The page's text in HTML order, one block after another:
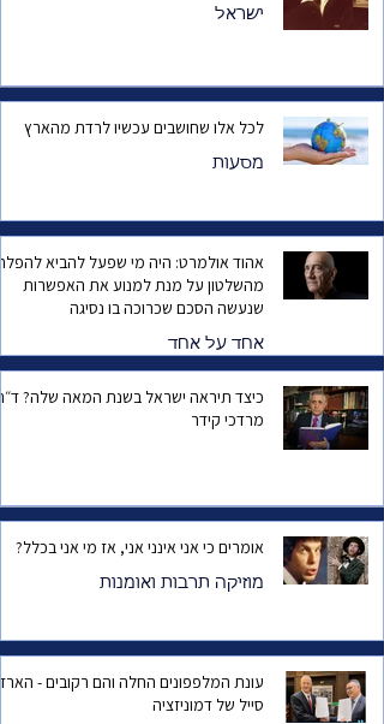
ישראל
לכל אלו שחושבים עכשיו לרדת מהארץ
מסעות
אהוד אולמרט: היה מי שפעל להביא
מהשלטון על מנת למנוע את האפשרות
שנעשה הסכם שכרוכה בו נסיגה
אחד על אחד
כיצד תיראה ישראל בשנת המאה
מרדכי קידר
אומרים כי אני אינני אני, אז מי אני בכלל?
מוזיקה תרבות ואומנות
עונת המלפפונים החלה והם רקובים -
סייל של דמוניזציה